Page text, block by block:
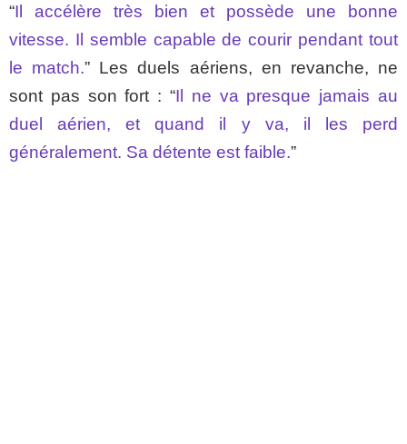
“Il accélère très bien et possède une bonne
vitesse. Il semble capable de courir pendant tout
le match.” Les duels aériens, en revanche, ne
sont pas son fort : “Il ne va presque jamais au
duel aérien, et quand il y va, il les perd
généralement. Sa détente est faible.”